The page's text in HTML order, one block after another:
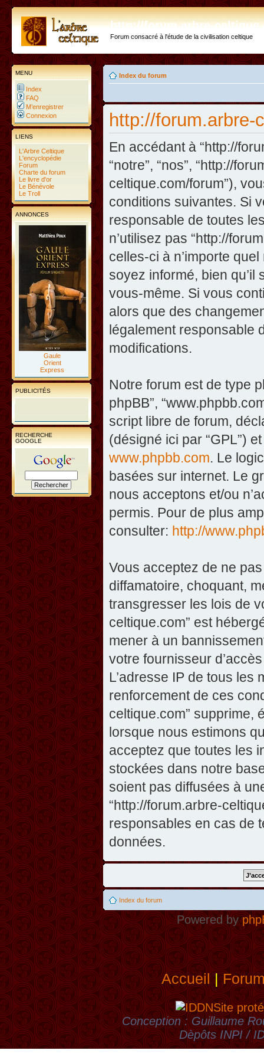
http://forum.arbre-
Forum consacré à l'étude de la civilisation celtique
MENU
Index
FAQ
M’enregistrer
Connexion
LIENS
L'Arbre Celtique
L'encyclopédie
Forum
Charte du forum
Le livre d'or
Le Bénévole
Le Troll
ANNONCES
Gaule
Orient
Express
PUBLICITÉS
RECHERCHE
GOOGLE
Index du forum
http://forum.arbre-
En accédant à “http://
“notre”, “nos”, “http://
celtique.com/forum”),
conditions suivantes. Si
responsable de toutes
n’utilisez pas “http://
celles-ci à n’importe
soyez informé, bien
vous-même. Si vous
alors que des
légalement responsable
modifications.
Notre forum est de type
phpBB”,
script libre de forum,
(désigné ici par “GPL”)
www.phpbb.com. Le
basées sur internet. Le
nous acceptons et/ou
permis. Pour de plus
consulter: http://
Vous acceptez de ne
diffamatoire, choquant,
transgresser les lois de
celtique.com” est
mener à un
votre fournisseur
L’adresse IP de tous
renforcement de ces
celtique.com” supprime,
lorsque nous estimons
acceptez que toutes les
stockées dans notre
soient pas diffusées à
“http://forum.arbre-
responsables en cas de
données.
Index du forum
Powered by
Accueil|
Site
Conception : Guillaume
Dèpôts INPI /